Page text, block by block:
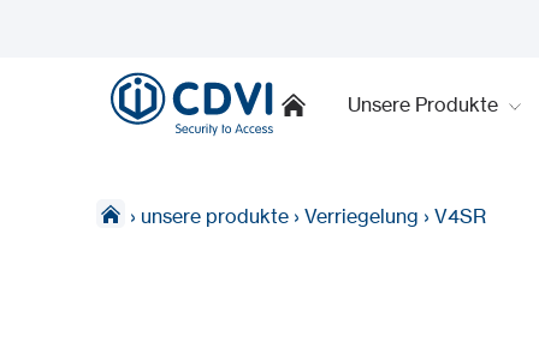
Unsere Produkte
› unsere produkte › Verriegelung › V4SR